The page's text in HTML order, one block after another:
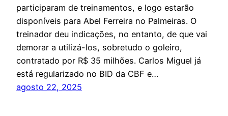
participaram de treinamentos, e logo estarão
disponíveis para Abel Ferreira no Palmeiras. O
treinador deu indicações, no entanto, de que vai
demorar a utilizá-los, sobretudo o goleiro,
contratado por R$ 35 milhões. Carlos Miguel já
está regularizado no BID da CBF e…
agosto 22, 2025